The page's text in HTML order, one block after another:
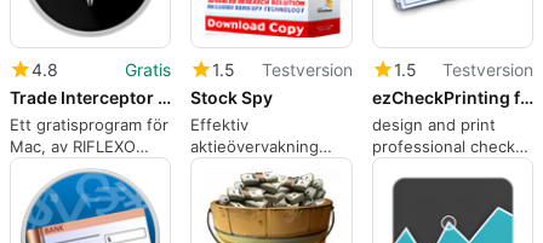
4.8
Gratis
Trade Interceptor Forex Trading
Ett gratisprogram för
Mac, av RIFLEXO
JSC.
1.5
Testversion
Stock Spy
Effektiv
aktieövervakning
med Stock Spy
1.5
Testversion
ezCheckPrinting for Mac OS
design and print
professional check
on Mac